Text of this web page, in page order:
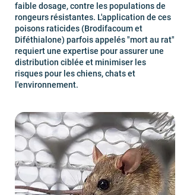
faible dosage, contre les populations de
rongeurs résistantes. L'application de ces
poisons raticides (Brodifacoum et
Diféthialone) parfois appelés "mort au rat"
requiert une expertise pour assurer une
distribution ciblée et minimiser les
risques pour les chiens, chats et
l'environnement.